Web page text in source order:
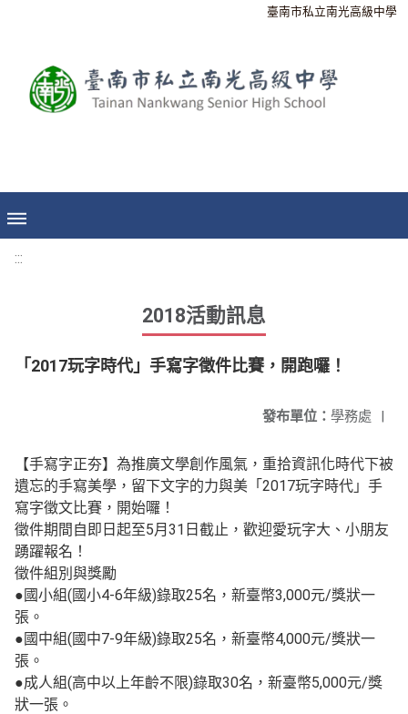
臺南市私立南光高級中學
:::
2018活動訊息
「2017玩字時代」手寫字徵件比賽，開跑囉！
發布單位： 學務處 |
【手寫字正夯】為推廣文學創作風氣，重拾資訊化時代下被
遺忘的手寫美學，留下文字的力與美「2017玩字時代」手
寫字徵文比賽，開始囉！
徵件期間自即日起至5月31日截止，歡迎愛玩字大、小朋友
踴躍報名！
徵件組別與獎勵
●國小組(國小4-6年級)錄取25名，新臺幣3,000元/獎狀一
張。
●國中組(國中7-9年級)錄取25名，新臺幣4,000元/獎狀一
張。
●成人組(高中以上年齡不限)錄取30名，新臺幣5,000元/獎
狀一張。